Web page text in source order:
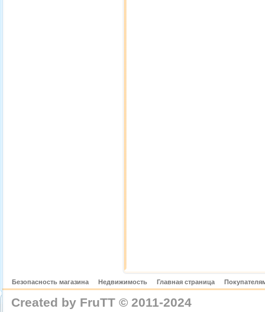
Безопасность магазина Недвижимость Главная страница
Created by FruTT © 2011-2024